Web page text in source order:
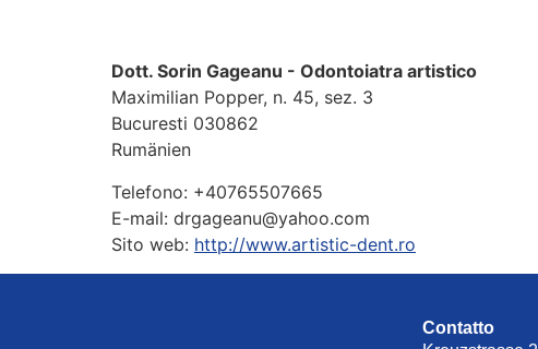
Dott. Sorin Gageanu - Odontoiatra artistico
Maximilian Popper, n. 45, sez. 3
Bucuresti 030862
Rumänien
Telefono: +40765507665
E-mail: drgageanu@yahoo.com
Sito web: http://www.artistic-dent.ro
Contatto